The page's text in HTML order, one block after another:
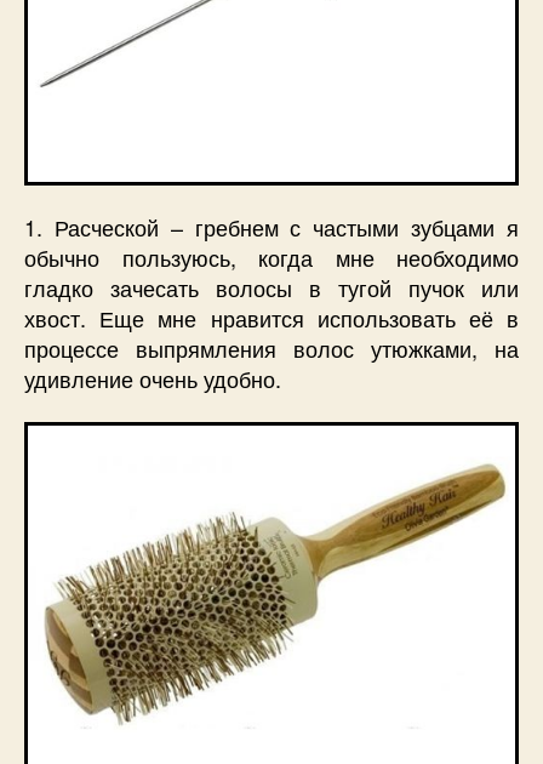
1. Расческой – гребнем с частыми зубцами я
обычно пользуюсь, когда мне необходимо
гладко зачесать волосы в тугой пучок или
хвост. Еще мне нравится использовать её в
процессе выпрямления волос утюжками, на
удивление очень удобно.